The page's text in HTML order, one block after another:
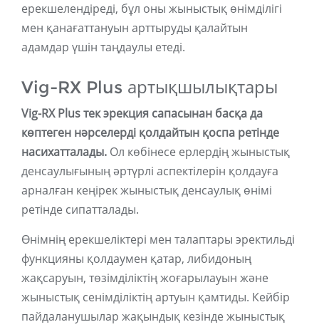
ерекшелендіреді, бұл оны жыныстық өнімділігі
мен қанағаттануын арттыруды қалайтын
адамдар үшін таңдаулы етеді.
Vig-RX Plus артықшылықтары
Vig-RX Plus тек эрекция сапасынан басқа да
көптеген нәрселерді қолдайтын қоспа ретінде
насихатталады. Ол көбінесе ерлердің жыныстық
денсаулығының әртүрлі аспектілерін қолдауға
арналған кеңірек жыныстық денсаулық өнімі
ретінде сипатталады.
Өнімнің ерекшеліктері мен талаптары эректильді
функцияны қолдаумен қатар, либидоның
жақсаруын, төзімділіктің жоғарылауын және
жыныстық сенімділіктің артуын қамтиды. Кейбір
пайдаланушылар жақындық кезінде жыныстық